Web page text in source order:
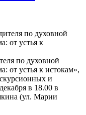
по духовной
от устья к истокам»,
и
в 18.00 в
(ул. Марии